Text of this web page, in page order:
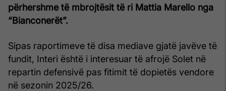
përhershme të mbrojtësit të ri Mattia Marello nga
“Bianconerët”.
Sipas raportimeve të disa mediave gjatë javëve të
fundit, Interi është i interesuar të afrojë Solet në
repartin defensivë pas fitimit të dopietës vendore
në sezonin 2025/26.